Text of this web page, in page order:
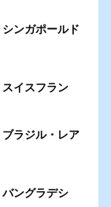
ンガポールド
イスフラン
ラジル・レア
ングラデシ